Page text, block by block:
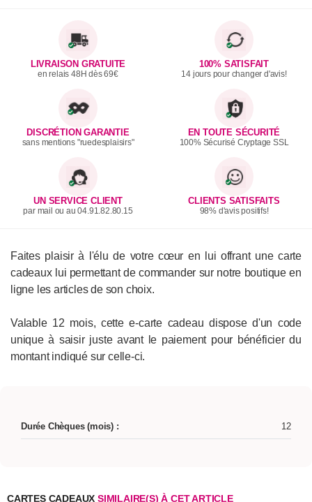
LIVRAISON GRATUITE
en relais 48H dès 69€
100% SATISFAIT
14 jours pour changer d'avis!
DISCRÉTION GARANTIE
sans mentions "ruedesplaisirs"
EN TOUTE SÉCURITÉ
100% Sécurisé Cryptage SSL
UN SERVICE CLIENT
par mail ou au 04.91.82.80.15
CLIENTS SATISFAITS
98% d'avis positifs!
Faites plaisir à l'élu de votre cœur en lui offrant une carte
cadeaux lui permettant de commander sur notre boutique en
ligne les articles de son choix.
Valable 12 mois, cette e-carte cadeau dispose d'un code
unique à saisir juste avant le paiement pour bénéficier du
montant indiqué sur celle-ci.
Durée Chèques (mois) : 12
CARTES CADEAUX SIMILAIRE(S) À CET ARTICLE